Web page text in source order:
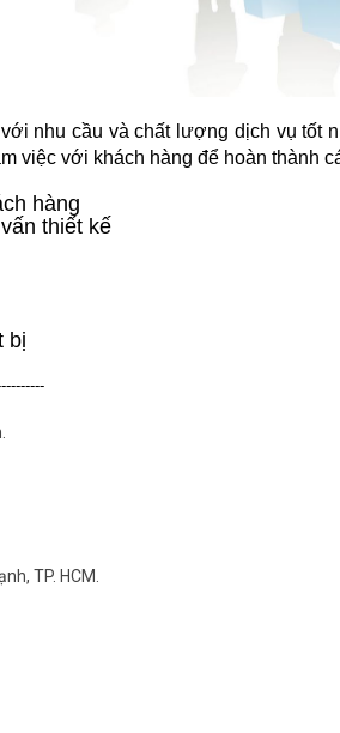
nhu cầu và chất lượng dịch vụ tốt
việc với khách hàng để hoàn thành
hàng
thiết kế
bị
TP. HCM.